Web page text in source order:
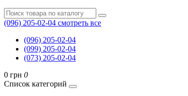
(096) 205-02-04 смотреть все
(096) 205-02-04
(099) 205-02-04
(073) 205-02-04
0 грн 0
Список категорий